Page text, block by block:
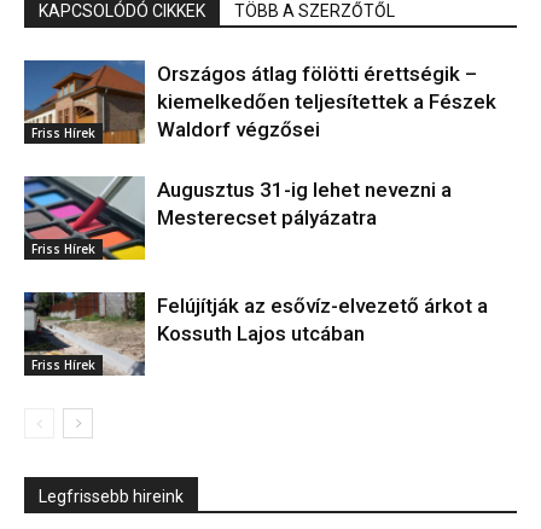
KAPCSOLÓDÓ CIKKEK TÖBB A SZERZŐTŐL
Friss Hírek
Országos átlag fölötti érettségik –
kiemelkedően teljesítettek a Fészek
Waldorf végzősei
Friss Hírek
Augusztus 31-ig lehet nevezni a
Mesterecset pályázatra
Friss Hírek
Felújítják az esővíz-elvezető árkot a
Kossuth Lajos utcában
Legfrissebb hireink